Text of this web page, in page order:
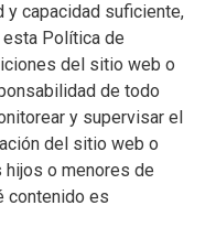
y capacidad suficiente,
esta Política de
del sitio web o
de todo
y supervisar el
del sitio web o
o menores de
contenido es